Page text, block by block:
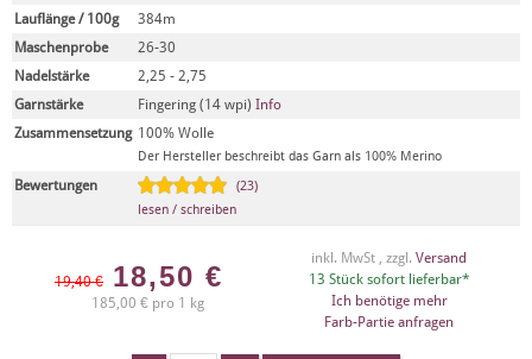
Lauflänge / 100g
384m
Maschenprobe
26-30
Nadelstärke
2,25 - 2,75
Garnstärke
Fingering (14 wpi) Info
Zusammensetzung 100% Wolle
Der Hersteller beschreibt das Garn als 100% Merino
Bewertungen
(23)
lesen / schreiben
19,40 € 18,50 €
185,00 € pro 1 kg
inkl. MwSt , zzgl. Versand
13 Stück sofort lieferbar*
Ich benötige mehr
Farb-Partie anfragen